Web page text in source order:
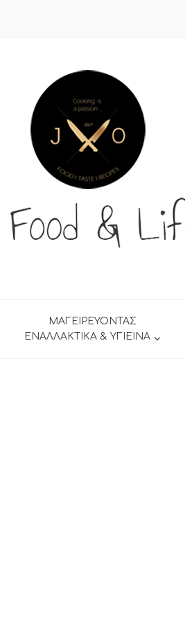
ΜΑΓΕΙΡΕΥΟΝΤΑΣ
ΕΝΑΛΛΑΚΤΙΚΑ & ΥΓΙΕΙΝΑ